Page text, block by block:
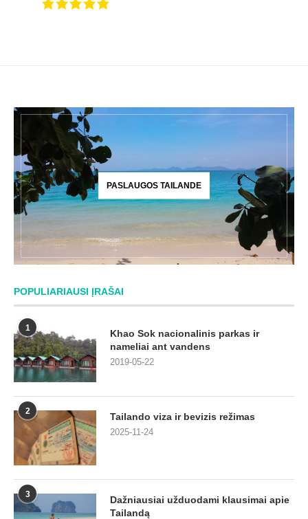
PASLAUGOS TAILANDE
POPULIARIAUSI ĮRAŠAI
1
Khao Sok nacionalinis parkas ir
nameliai ant vandens
2019-05-22
2 Tailando viza ir bevizis režimas
2025-11-24
3
Dažniausiai užduodami klausimai apie
Tailandą